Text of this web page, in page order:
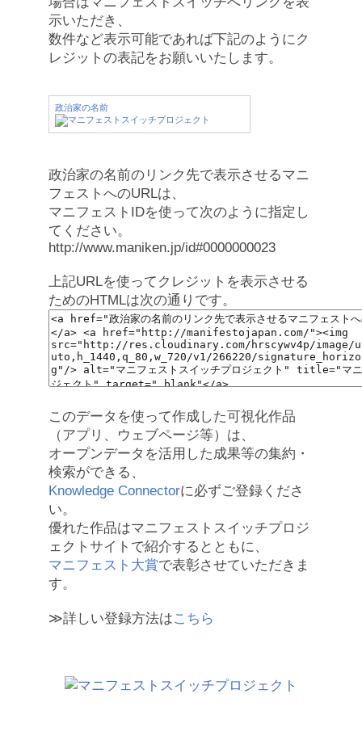
示いただき、
数件など表示可能であれば下記のようにク
レジットの表記をお願いいたします。
政治家の名前
政治家の名前のリンク先で表示させるマニ
フェストへのURLは、
マニフェストIDを使って次のように指定し
てください。
http://www.maniken.jp/id#0000000023
上記URLを使ってクレジットを表示させる
ためのHTMLは次の通りです。
このデータを使って作成した可視化作品
（アプリ、ウェブページ等）は、
オープンデータを活用した成果等の集約・
検索ができる、
Knowledge Connectorに必ずご登録くださ
い。
優れた作品はマニフェストスイッチプロジ
ェクトサイトで紹介するとともに、
マニフェスト大賞で表彰させていただきま
す。
≫詳しい登録方法はこちら